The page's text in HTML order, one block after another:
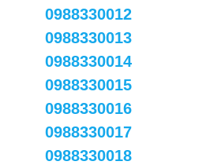
0988330012
0988330013
0988330014
0988330015
0988330016
0988330017
0988330018